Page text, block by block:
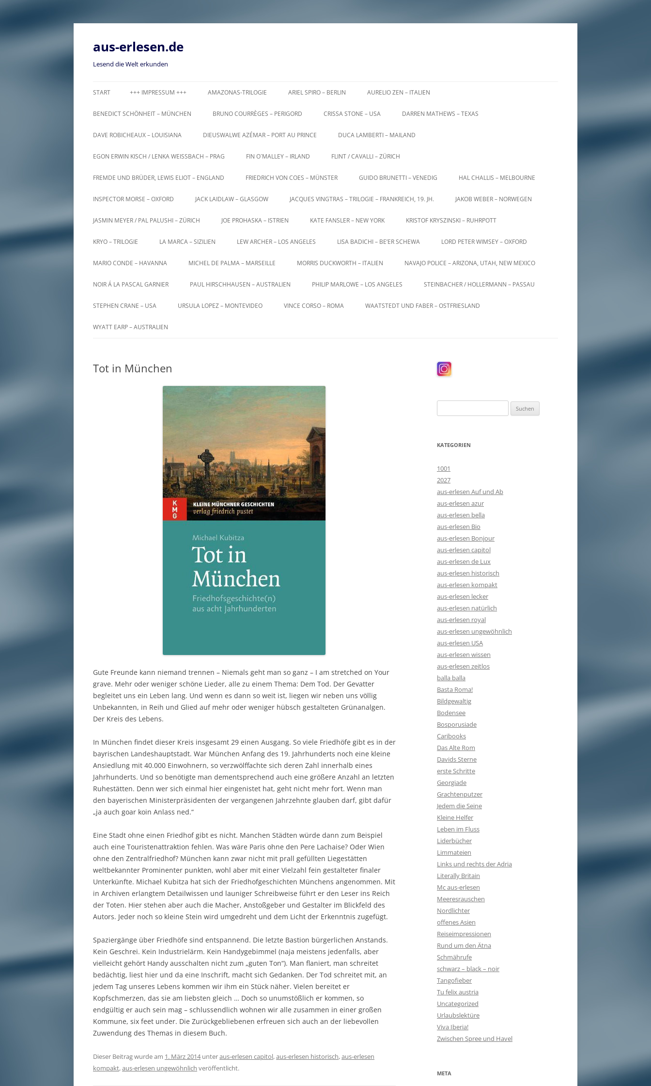
Zum
aus-erlesen.de
Lesend die Welt erkunden
START +++ IMPRESSUM +++ AMAZONAS-TRILOGIE ARIEL SPIRO – BERLIN AURELIO ZEN – ITALIEN
BENEDICT SCHÖNHEIT – MÜNCHEN BRUNO COURRÈGES – PERIGORD CRISSA STONE – USA DARREN MATHEWS – TEXAS
DAVE ROBICHEAUX – LOUISIANA DIEUSWALWE AZÉMAR – PORT AU PRINCE DUCA LAMBERTI – MAILAND
EGON ERWIN KISCH / LENKA WEISSBACH – PRAG FIN O`MALLEY – IRLAND FLINT / CAVALLI – ZÜRICH
FREMDE UND BRÜDER, LEWIS ELIOT – ENGLAND FRIEDRICH VON COES – MÜNSTER GUIDO BRUNETTI – VENEDIG HAL CHALLIS – MELBOURNE
INSPECTOR MORSE – OXFORD JACK LAIDLAW – GLASGOW JACQUES VINGTRAS – TRILOGIE – FRANKREICH, 19. JH. JAKOB WEBER – NORWEGEN
JASMIN MEYER / PAL PALUSHI – ZÜRICH JOE PROHASKA – ISTRIEN KATE FANSLER – NEW YORK KRISTOF KRYSZINSKI – RUHRPOTT
KRYO – TRILOGIE LA MARCA – SIZILIEN LEW ARCHER – LOS ANGELES LISA BADICHI – BE’ER SCHEWA LORD PETER WIMSEY – OXFORD
MARIO CONDE – HAVANNA MICHEL DE PALMA – MARSEILLE MORRIS DUCKWORTH – ITALIEN NAVAJO POLICE – ARIZONA, UTAH, NEW MEXICO
NOIR Á LA PASCAL GARNIER PAUL HIRSCHHAUSEN – AUSTRALIEN PHILIP MARLOWE – LOS ANGELES STEINBACHER / HOLLERMANN – PASSAU
STEPHEN CRANE – USA URSULA LOPEZ – MONTEVIDEO VINCE CORSO – ROMA WAATSTEDT UND FABER – OSTFRIESLAND
WYATT EARP – AUSTRALIEN
Tot in München
Gute Freunde kann niemand trennen – Niemals geht man so ganz – I am stretched on Your
grave. Mehr oder weniger schöne Lieder, alle zu einem Thema: Dem Tod. Der Gevatter
begleitet uns ein Leben lang. Und wenn es dann so weit ist, liegen wir neben uns völlig
Unbekannten, in Reih und Glied auf mehr oder weniger hübsch gestalteten Grünanalgen.
Der Kreis des Lebens.
In München findet dieser Kreis insgesamt 29 einen Ausgang. So viele Friedhöfe gibt es in der
bayrischen Landeshauptstadt. War München Anfang des 19. Jahrhunderts noch eine kleine
Ansiedlung mit 40.000 Einwohnern, so verzwölffachte sich deren Zahl innerhalb eines
Jahrhunderts. Und so benötigte man dementsprechend auch eine größere Anzahl an letzten
Ruhestätten. Denn wer sich einmal hier eingenistet hat, geht nicht mehr fort. Wenn man
den bayerischen Ministerpräsidenten der vergangenen Jahrzehnte glauben darf, gibt dafür
„ja auch goar koin Anlass ned.“
Eine Stadt ohne einen Friedhof gibt es nicht. Manchen Städten würde dann zum Beispiel
auch eine Touristenattraktion fehlen. Was wäre Paris ohne den Pere Lachaise? Oder Wien
ohne den Zentralfriedhof? München kann zwar nicht mit prall gefüllten Liegestätten
weltbekannter Prominenter punkten, wohl aber mit einer Vielzahl fein gestalteter finaler
Unterkünfte. Michael Kubitza hat sich der Friedhofgeschichten Münchens angenommen. Mit
in Archiven erlangtem Detailwissen und launiger Schreibweise führt er den Leser ins Reich
der Toten. Hier stehen aber auch die Macher, Anstoßgeber und Gestalter im Blickfeld des
Autors. Jeder noch so kleine Stein wird umgedreht und dem Licht der Erkenntnis zugefügt.
Spaziergänge über Friedhöfe sind entspannend. Die letzte Bastion bürgerlichen Anstands.
Kein Geschrei. Kein Industrielärm. Kein Handygebimmel (naja meistens jedenfalls, aber
vielleicht gehört Handy ausschalten nicht zum „guten Ton“). Man flaniert, man schreitet
bedächtig, liest hier und da eine Inschrift, macht sich Gedanken. Der Tod schreitet mit, an
jedem Tag unseres Lebens kommen wir ihm ein Stück näher. Vielen bereitet er
Kopfschmerzen, das sie am liebsten gleich … Doch so unumstößlich er kommen, so
endgültig er auch sein mag – schlussendlich wohnen wir alle zusammen in einer großen
Kommune, six feet under. Die Zurückgebliebenen erfreuen sich auch an der liebevollen
Zuwendung des Themas in diesem Buch.
Dieser Beitrag wurde am 1. März 2014unteraus-erlesen capitol,aus-erlesen historisch,aus-erlesen
kompakt,aus-erlesen ungewöhnlich veröffentlicht.
nach:
KATEGORIEN
1001
2027
aus-erlesen Auf und Ab
aus-erlesen azur
aus-erlesen bella
aus-erlesen Bio
aus-erlesen Bonjour
aus-erlesen capitol
aus-erlesen de Lux
aus-erlesen historisch
aus-erlesen kompakt
aus-erlesen lecker
aus-erlesen natürlich
aus-erlesen royal
aus-erlesen ungewöhnlich
aus-erlesen USA
aus-erlesen wissen
aus-erlesen zeitlos
balla balla
Basta Roma!
Bildgewaltig
Bodensee
Bosporusiade
Caribooks
Das Alte Rom
Davids Sterne
erste Schritte
Georgiade
Grachtenputzer
Jedem die Seine
Kleine Helfer
Leben im Fluss
Liderbücher
Limmateien
Links und rechts der Adria
Literally Britain
Mc aus-erlesen
Meeresrauschen
Nordlichter
offenes Asien
Reiseimpressionen
Rund um den Ätna
Schmährufe
schwarz – black – noir
Tangofieber
Tu felix austria
Uncategorized
Urlaubslektüre
Viva Iberia!
Zwischen Spree und Havel
META